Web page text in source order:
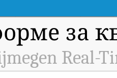
за
Real-